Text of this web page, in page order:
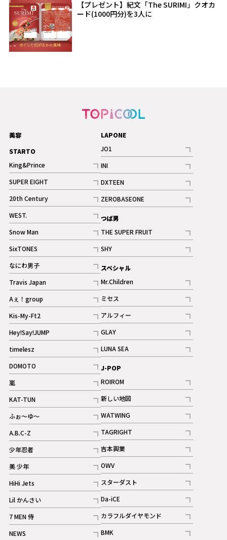
【プレゼント】紀文「The SURIMI」クオカ
ード(1000円分)を3人に
美容
STARTO
King&Prince
記事
SUPER EIGHT
記事
20th Century
記事
WEST.
記事
Snow Man
記事
ギャラリー
SixTONES
記事
ギャラリー
なにわ男子
記事
Travis Japan
記事
Aぇ！group
記事
Kis-My-Ft2
記事
ギャラリー
Hey!Say!JUMP
記事
timelesz
記事
DOMOTO
記事
嵐
記事
KAT-TUN
記事
ふぉ～ゆ～
記事
A.B.C-Z
記事
ギャラリー
少年忍者
記事
美 少年
記事
HiHi Jets
記事
Lil かんさい
記事
7 MEN 侍
記事
NEWS
LAPONE
JO1
記事
INI
記事
ギャラリー
DXTEEN
記事
ギャラリー
ZEROBASEONE
記事
つば男
THE SUPER FRUIT
記事
SHY
記事
スペシャル
Mr.Children
記事
ミセス
記事
アルフィー
記事
GLAY
記事
LUNA SEA
記事
J-POP
ROIROM
記事
新しい地図
記事
WATWING
記事
TAGRIGHT
記事
吉本興業
記事
OWV
記事
ギャラリー
スターダスト
記事
Da-iCE
記事
カラフルダイヤモンド
記事
BMK